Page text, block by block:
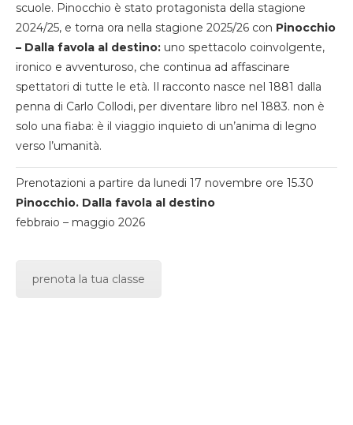
scuole. Pinocchio è stato protagonista della stagione
2024/25, e torna ora nella stagione 2025/26 con Pinocchio
– Dalla favola al destino: uno spettacolo coinvolgente,
ironico e avventuroso, che continua ad affascinare
spettatori di tutte le età. Il racconto nasce nel 1881 dalla
penna di Carlo Collodi, per diventare libro nel 1883. non è
solo una fiaba: è il viaggio inquieto di un’anima di legno
verso l’umanità.
Prenotazioni a partire da lunedi 17 novembre ore 15.30
Pinocchio. Dalla favola al destino
febbraio – maggio 2026
prenota la tua classe